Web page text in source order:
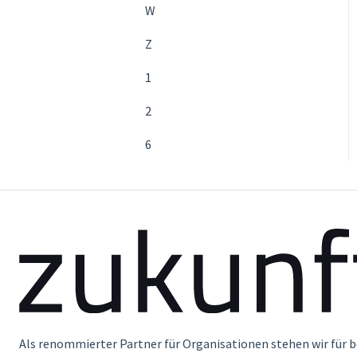
W
Z
1
2
6
Als renommierter Partner für Organisationen stehen wir für